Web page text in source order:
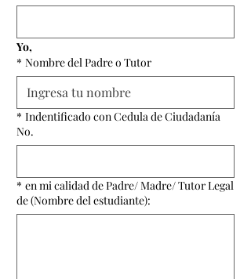
* Nombre del Padre o Tutor
* Indentificado con Cedula de Ciudadanía
No.
* en mi calidad de Padre/ Madre/ Tutor Legal
de (Nombre del estudiante):